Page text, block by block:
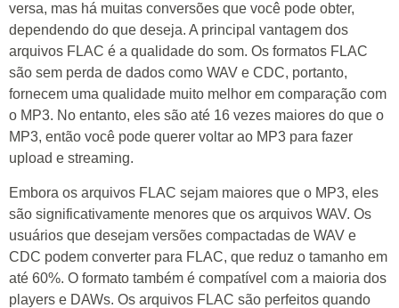
versa, mas há muitas conversões que você pode obter,
dependendo do que deseja. A principal vantagem dos
arquivos FLAC é a qualidade do som. Os formatos FLAC
são sem perda de dados como WAV e CDC, portanto,
fornecem uma qualidade muito melhor em comparação com
o MP3. No entanto, eles são até 16 vezes maiores do que o
MP3, então você pode querer voltar ao MP3 para fazer
upload e streaming.
Embora os arquivos FLAC sejam maiores que o MP3, eles
são significativamente menores que os arquivos WAV. Os
usuários que desejam versões compactadas de WAV e
CDC podem converter para FLAC, que reduz o tamanho em
até 60%. O formato também é compatível com a maioria dos
players e DAWs. Os arquivos FLAC são perfeitos quando